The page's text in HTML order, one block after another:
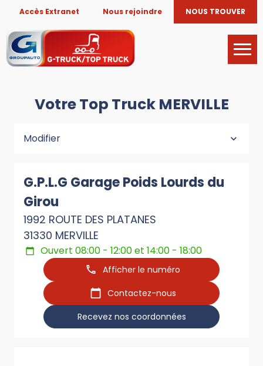
Accès Extranet Nous rejoindre NOUS TROUVER
Votre Top Truck MERVILLE
Modifier
G.P.L.G Garage Poids Lourds du
Girou
1992 ROUTE DES PLATANES
31330 MERVILLE
Ouvert 08:00 - 12:00 et 14:00 - 18:00
Afficher le numéro
Contactez-nous
Recevez nos coordonnées